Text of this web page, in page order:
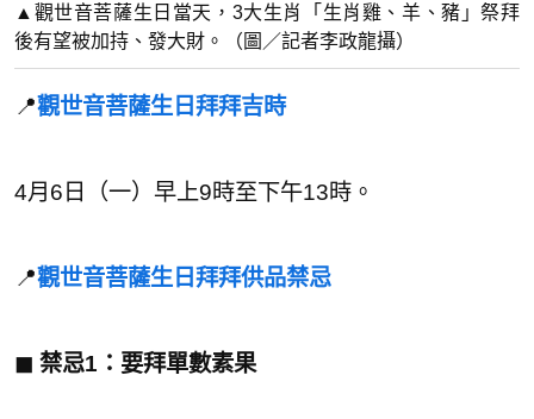
▲觀世音菩薩生日當天，3大生肖「生肖雞、羊、豬」祭拜
後有望被加持、發大財。（圖／記者李政龍攝）
📍觀世音菩薩生日拜拜吉時
4月6日（一）早上9時至下午13時。
📍觀世音菩薩生日拜拜供品禁忌
◼︎ 禁忌1：要拜單數素果